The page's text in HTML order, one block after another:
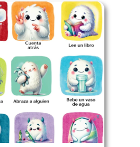
Rango
precios:
desde
5,99 €
hasta
7,99 €